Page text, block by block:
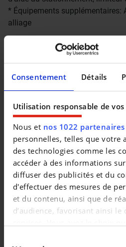
Consentement Détails
Utilisation responsable de
Nous et nos 1022 partenaires
personnelles, telles que votre
des technologies comme les
accéder à des informations
diffuser des publicités et du
d'effectuer des mesures de
et du contenu, ainsi que de
d’audience, favorisant ainsi le
services. Vous avez le choix
* Équipements supplémentaires:
alliage
Beschrijving (NL)
Citroën Berlingo 1.5 HDI 102CV
bouwjaar (32 304 km), optimaal
ideaal voor gezin of kleine
* Registratie: 05/2021,
* Aandrijving: Diesel,
499 cm³, 75 kW (102 PK), Euro 6
* Geschiedenis & staat:
ongevallen
* Comfort & gemak: Android
touchscreen, navigatiesysteem,
* Rijhulpsystemen: 360°-camera,
snelheidsbegrenzer
* Extra uitrusting: